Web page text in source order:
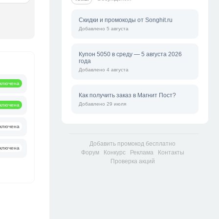
Скидки и промокоды от Songhit.ru
Добавлено 5 августа
Купон 5050 в среду — 5 августа 2026
года
Добавлено 4 августа
Как получить заказ в Магнит Пост?
Добавлено 29 июля
Добавить промокод бесплатно
Форум
Конкурс Реклама
Контакты
Проверка акций